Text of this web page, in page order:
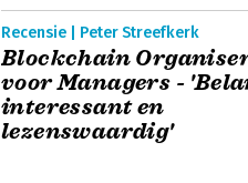
Recensie | Peter Streefkerk
Blockchain
voor Managers -
interessant en
lezenswaardig'